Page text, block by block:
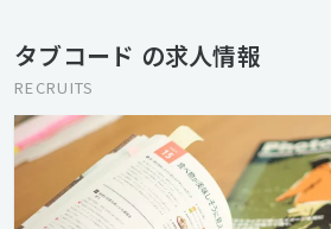
タブコード の求人情報
RECRUITS